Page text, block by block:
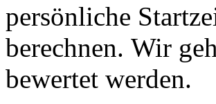
persönliche
berechnen. Wir
bewertet werden.